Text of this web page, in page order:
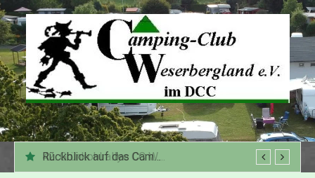
Zum
Inhalt
springen
Rückblick auf das Campingjahr 202542. Grünkohlrallye CC Weserbergland